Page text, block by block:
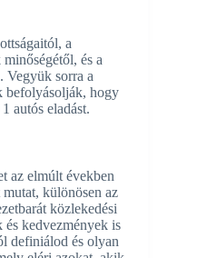
a
és a
Vegyük sorra a
befolyásolják, hogy
autós eladást.
az elmúlt években
különösen az
közlekedési
és kedvezmények is
definiálod és olyan